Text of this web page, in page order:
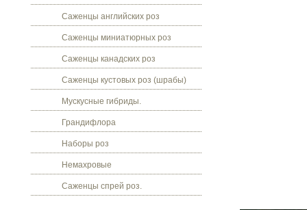
Саженцы английских роз
Саженцы миниатюрных роз
Саженцы канадских роз
Саженцы кустовых роз (шрабы)
Мускусные гибриды.
Грандифлора
Наборы роз
Немахровые
Саженцы спрей роз.